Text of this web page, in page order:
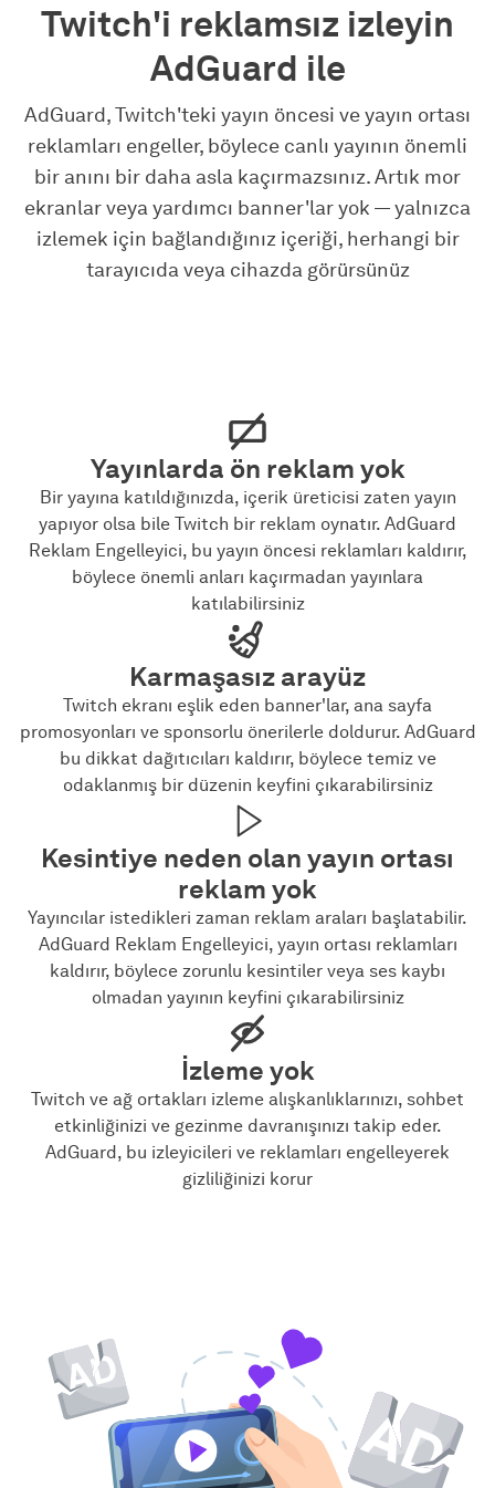
Twitch'i reklamsız izleyin
AdGuard ile
AdGuard, Twitch'teki yayın öncesi ve yayın ortası
reklamları engeller, böylece canlı yayının önemli
bir anını bir daha asla kaçırmazsınız. Artık mor
ekranlar veya yardımcı banner'lar yok — yalnızca
izlemek için bağlandığınız içeriği, herhangi bir
tarayıcıda veya cihazda görürsünüz
Yayınlarda ön reklam yok
Bir yayına katıldığınızda, içerik üreticisi zaten yayın
yapıyor olsa bile Twitch bir reklam oynatır. AdGuard
Reklam Engelleyici, bu yayın öncesi reklamları kaldırır,
böylece önemli anları kaçırmadan yayınlara
katılabilirsiniz
Karmaşasız arayüz
Twitch ekranı eşlik eden banner'lar, ana sayfa
promosyonları ve sponsorlu önerilerle doldurur. AdGuard
bu dikkat dağıtıcıları kaldırır, böylece temiz ve
odaklanmış bir düzenin keyfini çıkarabilirsiniz
Kesintiye neden olan yayın ortası
reklam yok
Yayıncılar istedikleri zaman reklam araları başlatabilir.
AdGuard Reklam Engelleyici, yayın ortası reklamları
kaldırır, böylece zorunlu kesintiler veya ses kaybı
olmadan yayının keyfini çıkarabilirsiniz
İzleme yok
Twitch ve ağ ortakları izleme alışkanlıklarınızı, sohbet
etkinliğinizi ve gezinme davranışınızı takip eder.
AdGuard, bu izleyicileri ve reklamları engelleyerek
gizliliğinizi korur